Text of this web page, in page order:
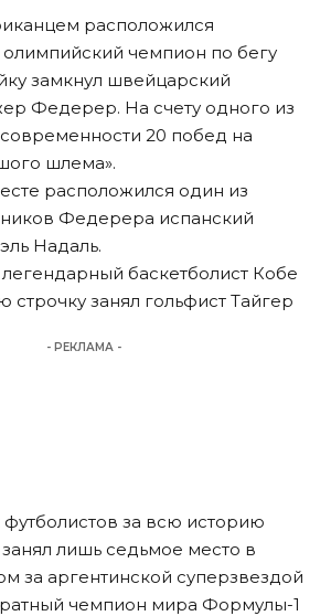
расположился
чемпион по бегу
замкнул швейцарский
Федерер. На счету одного из
20 побед на
шлема».
расположился один из
Федерера испанский
Надаль.
баскетболист Кобе
строчку занял гольфист Тайгер
- РЕКЛАМА -
за всю историю
лишь седьмое место в
за аргентинской суперзвездой
чемпион мира Формулы-1